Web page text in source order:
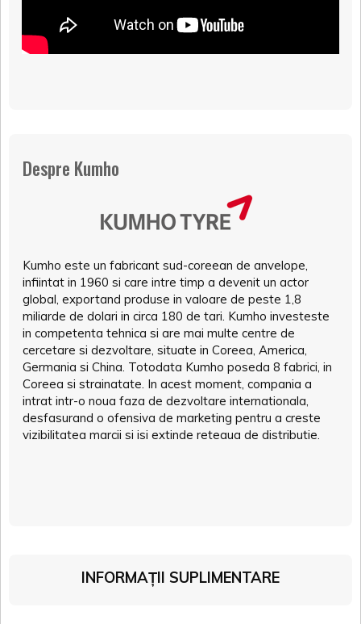
Despre Kumho
Kumho este un fabricant sud-coreean de anvelope,
infiintat in 1960 si care intre timp a devenit un actor
global, exportand produse in valoare de peste 1,8
miliarde de dolari in circa 180 de tari. Kumho investeste
in competenta tehnica si are mai multe centre de
cercetare si dezvoltare, situate in Coreea, America,
Germania si China. Totodata Kumho poseda 8 fabrici, in
Coreea si strainatate. In acest moment, compania a
intrat intr-o noua faza de dezvoltare internationala,
desfasurand o ofensiva de marketing pentru a creste
vizibilitatea marcii si isi extinde reteaua de distributie.
INFORMAȚII SUPLIMENTARE